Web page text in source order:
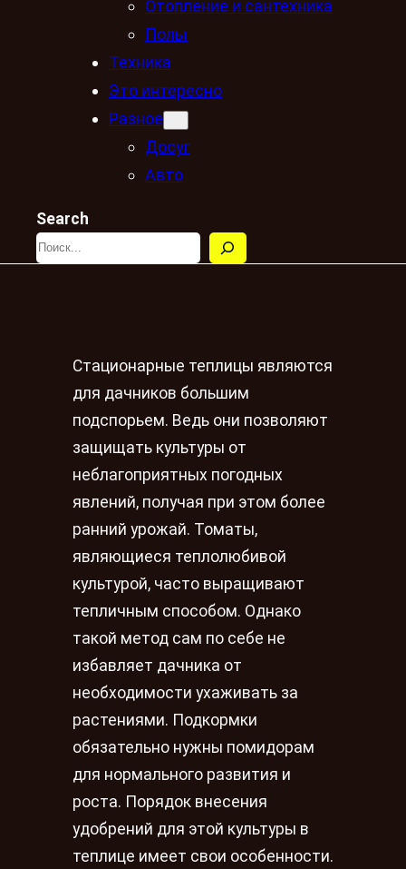
Отопление и сантехника
Полы
Техника
Это интересно
Разное
Досуг
Авто
Search
Стационарные теплицы являются
для дачников большим
подспорьем. Ведь они позволяют
защищать культуры от
неблагоприятных погодных
явлений, получая при этом более
ранний урожай. Томаты,
являющиеся теплолюбивой
культурой, часто выращивают
тепличным способом. Однако
такой метод сам по себе не
избавляет дачника от
необходимости ухаживать за
растениями. Подкормки
обязательно нужны помидорам
для нормального развития и
роста. Порядок внесения
удобрений для этой культуры в
теплице имеет свои особенности.